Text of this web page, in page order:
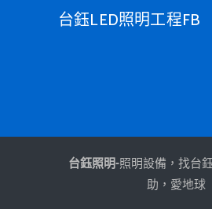
台鈺LED照明工程FB
台鈺照明-照明設備，找台
助，愛地球